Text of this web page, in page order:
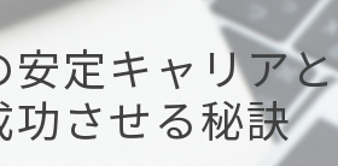
定キャリア
功させる秘訣